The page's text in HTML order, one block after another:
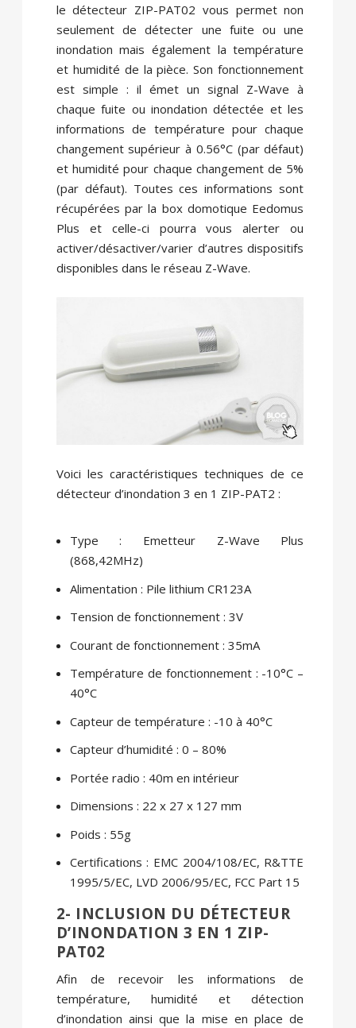
le détecteur ZIP-PAT02 vous permet non
seulement de détecter une fuite ou une
inondation mais également la température
et humidité de la pièce. Son fonctionnement
est simple : il émet un signal Z-Wave à
chaque fuite ou inondation détectée et les
informations de température pour chaque
changement supérieur à 0.56°C (par défaut)
et humidité pour chaque changement de 5%
(par défaut). Toutes ces informations sont
récupérées par la box domotique Eedomus
Plus et celle-ci pourra vous alerter ou
activer/désactiver/varier d’autres dispositifs
disponibles dans le réseau Z-Wave.
Voici les caractéristiques techniques de ce
détecteur d’inondation 3 en 1 ZIP-PAT2 :
Type : Emetteur Z-Wave Plus
(868,42MHz)
Alimentation : Pile lithium CR123A
Tension de fonctionnement : 3V
Courant de fonctionnement : 35mA
Température de fonctionnement : -10°C –
40°C
Capteur de température : -10 à 40°C
Capteur d’humidité : 0 – 80%
Portée radio : 40m en intérieur
Dimensions : 22 x 27 x 127 mm
Poids : 55g
Certifications : EMC 2004/108/EC, R&TTE
1995/5/EC, LVD 2006/95/EC, FCC Part 15
2- INCLUSION DU DÉTECTEUR
D’INONDATION 3 EN 1 ZIP-
PAT02
Afin de recevoir les informations de
température, humidité et détection
d’inondation ainsi que la mise en place de